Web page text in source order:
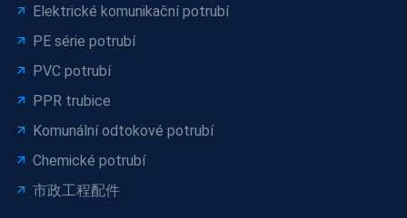
Elektrické komunikační potrubí
PE série potrubí
PVC potrubí
PPR trubice
Komunální odtokové potrubí
Chemické potrubí
市政工程配件